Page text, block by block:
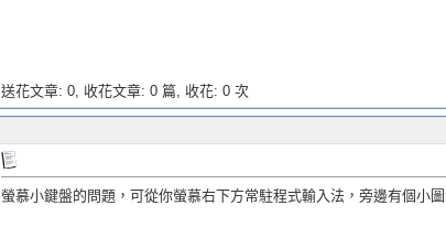
送花文章: 0, 收花文章: 0 篇, 收花: 0 次
螢慕小鍵盤的問題，可從你螢慕右下方常駐程式輸入法，旁邊有個小